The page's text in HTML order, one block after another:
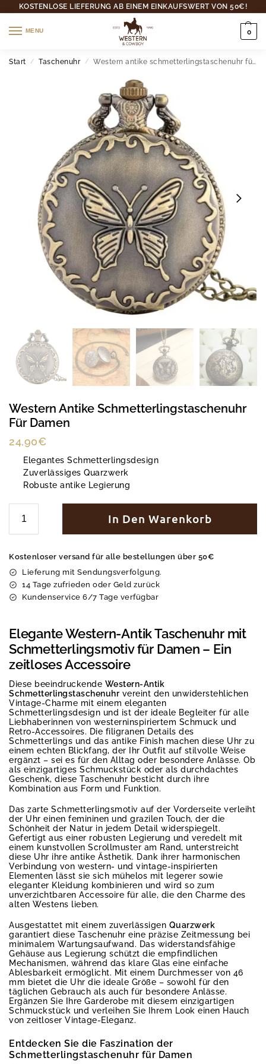
KOSTENLOSE LIEFERUNG AB EINEM EINKAUFSWERT VON 50€!
MENU 0
Start / Taschenuhr / Western antike schmetterlingstaschenuhr für damen
Western Antike Schmetterlingstaschenuhr
Für Damen
24,90€
Elegantes Schmetterlingsdesign
Zuverlässiges Quarzwerk
Robuste antike Legierung
In Den Warenkorb
Kostenloser versand für alle bestellungen über 50€
Lieferung mit Sendungsverfolgung.
14 Tage zufrieden oder Geld zurück
Kundenservice 6/7 Tage verfügbar
Elegante Western-Antik Taschenuhr mit
Schmetterlingsmotiv für Damen – Ein
zeitloses Accessoire
Diese beeindruckende Western-Antik
Schmetterlingstaschenuhr vereint den unwiderstehlichen
Vintage-Charme mit einem eleganten
Schmetterlingsdesign und ist der ideale Begleiter für alle
Liebhaberinnen von westerninspiriertem Schmuck und
Retro-Accessoires. Die filigranen Details des
Schmetterlings und das antike Finish machen diese Uhr zu
einem echten Blickfang, der Ihr Outfit auf stilvolle Weise
ergänzt – sei es für den Alltag oder besondere Anlässe. Ob
als einzigartiges Schmuckstück oder als durchdachtes
Geschenk, diese Taschenuhr besticht durch ihre
Kombination aus Form und Funktion.
Das zarte Schmetterlingsmotiv auf der Vorderseite verleiht
der Uhr einen femininen und grazilen Touch, der die
Schönheit der Natur in jedem Detail widerspiegelt.
Gefertigt aus einer robusten Legierung und veredelt mit
einem kunstvollen Scrollmuster am Rand, unterstreicht
diese Uhr ihre antike Ästhetik. Dank ihrer harmonischen
Verbindung von western- und vintage-inspirierten
Elementen lässt sie sich mühelos mit legerer sowie
eleganter Kleidung kombinieren und wird so zum
unverzichtbaren Accessoire für alle, die den Charme des
alten Westens lieben.
Ausgestattet mit einem zuverlässigen Quarzwerk
garantiert diese Taschenuhr eine präzise Zeitmessung bei
minimalem Wartungsaufwand. Das widerstandsfähige
Gehäuse aus Legierung schützt die empfindlichen
Mechanismen, während das klare Glas eine einfache
Ablesbarkeit ermöglicht. Mit einem Durchmesser von 46
mm bietet die Uhr die ideale Größe – sowohl für den
täglichen Gebrauch als auch für besondere Anlässe.
Ergänzen Sie Ihre Garderobe mit diesem einzigartigen
Schmuckstück und verleihen Sie Ihrem Look einen Hauch
von zeitloser Vintage-Eleganz.
Entdecken Sie die Faszination der
Schmetterlingstaschenuhr für Damen